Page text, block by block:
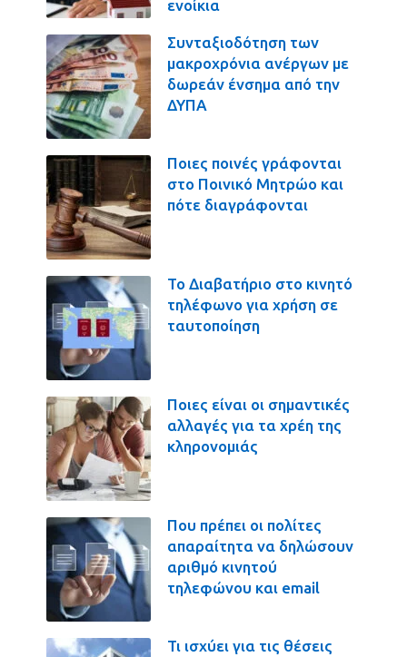
ενοίκια
Συνταξιοδότηση των
μακροχρόνια ανέργων με
δωρεάν ένσημα από την
ΔΥΠΑ
Ποιες ποινές γράφονται
στο Ποινικό Μητρώο και
πότε διαγράφονται
Το Διαβατήριο στο κινητό
τηλέφωνο για χρήση σε
ταυτοποίηση
Ποιες είναι οι σημαντικές
αλλαγές για τα χρέη της
κληρονομιάς
Που πρέπει οι πολίτες
απαραίτητα να δηλώσουν
αριθμό κινητού
τηλεφώνου και email
Τι ισχύει για τις θέσεις